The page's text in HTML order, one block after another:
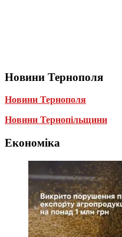
Новини Тернополя
Новини Тернополя
Новини Тернопільщини
Економіка